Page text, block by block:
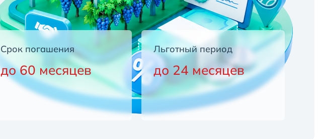
Срок погашения
до 60 месяцев
Льготный период
до 24 месяцев